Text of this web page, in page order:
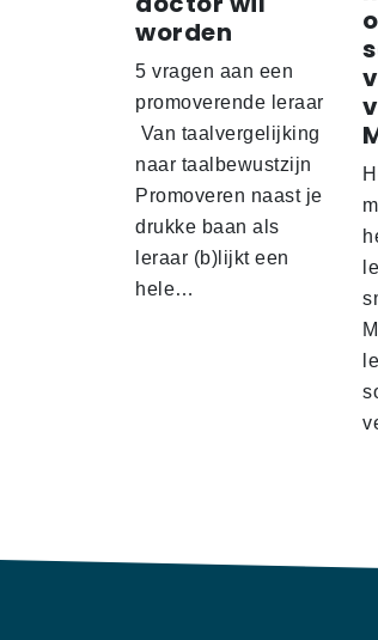
worden
5 vragen aan een
promoverende leraar
Van taalvergelijking
naar taalbewustzijn
Promoveren naast je
drukke baan als
leraar (b)lijkt een
hele…